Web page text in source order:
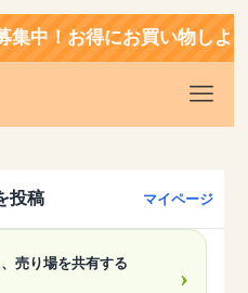
中！お得にお買い物しよう
投稿 マイページ
売り場を共有する ›